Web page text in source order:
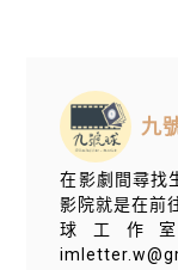
九
在影劇間尋找
影院就是在前
球工作